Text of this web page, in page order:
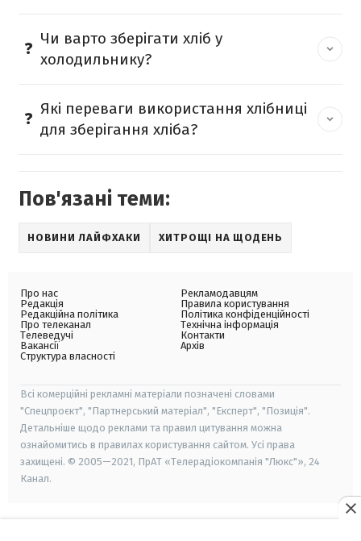
Чи варто зберігати хліб у
холодильнику?
Які переваги використання хлібниці
для зберігання хліба?
Пов'язані теми:
НОВИНИ ЛАЙФХАКИ ХИТРОЩІ НА ЩОДЕНЬ
Про нас
Редакція
Редакційна політика
Про телеканал
Телеведучі
Вакансії
Структура власності
Рекламодавцям
Правила користування
Політика конфіденційності
Технічна інформація
Контакти
Архів
Всі комерційні рекламні матеріали позначені словами
"Спецпроєкт", "Партнерський матеріал", "Експерт", "Позиція".
Детальніше щодо реклами та правил цитування можна
ознайомитись в правилах користування сайтом. Усі права
захищені. © 2005—2021, ПрАТ «Телерадіокомпанія "Люкс"», 24
Канал.